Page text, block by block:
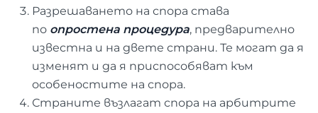
Разрешаването на спора става
по опростена процедура, предварително
известна и на двете страни. Те могат да я
изменят и да я приспособяват към
особеностите на спора.
Страните възлагат спора на арбитрите